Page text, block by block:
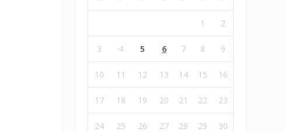
1 2
3 4 5 6 7 8 9
10 11 12 13 14 15 16
17 18 19 20 21 22 23
24 25 26 27 28 29 30